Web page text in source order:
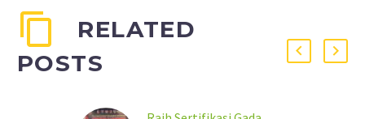
RELATED
POSTS